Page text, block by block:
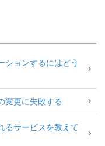
ションするにはどう
変更に失敗する
るサービスを教えて